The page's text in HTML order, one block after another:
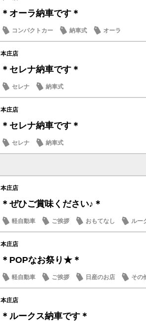
＊オーラ納車です＊
コンパクトカー 納車式 オーラ
本庄店
＊セレナ納車です＊
セレナ 納車式
本庄店
＊セレナ納車です＊
セレナ 納車式
本庄店
＊ぜひご賞味ください♪＊
軽自動車 ご挨拶 おもてなし ルー
本庄店
＊POPなお祭り★＊
軽自動車 ご挨拶 日産のお店 その
本庄店
＊ルークス納車です＊